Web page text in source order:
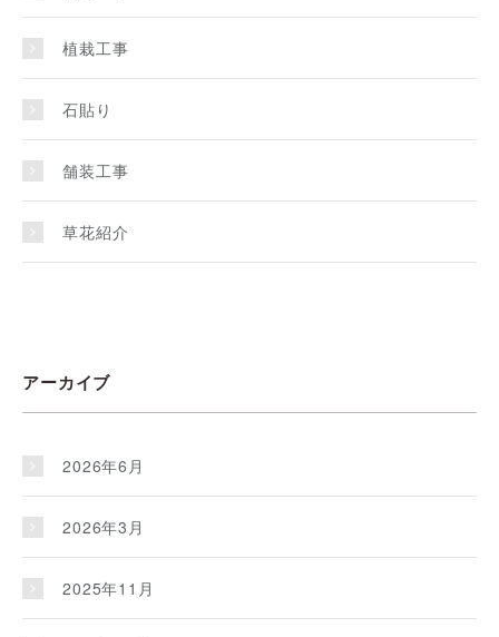
植栽工事
石貼り
舗装工事
草花紹介
アーカイブ
2026年6月
2026年3月
2025年11月